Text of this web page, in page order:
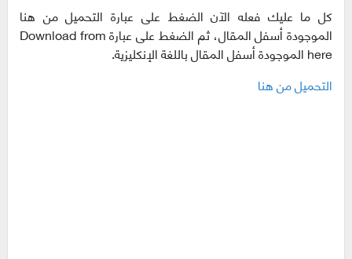
كل ما عليك فعله الآن الضغط على عبارة التحميل من هنا
الموجودة أسفل المقال، ثم الضغط على عبارة Download from
here الموجودة أسفل المقال باللغة الإنكليزية.
التحميل من هنا